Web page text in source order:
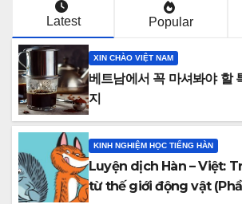
Latest Popular
XIN CHÀO VIỆT NAM
베트남에서 꼭 마셔봐야 할
지
KINH NGHIỆM HỌC TIẾNG HÀN
Luyện dịch Hàn – Việt:
từ thế giới động vật